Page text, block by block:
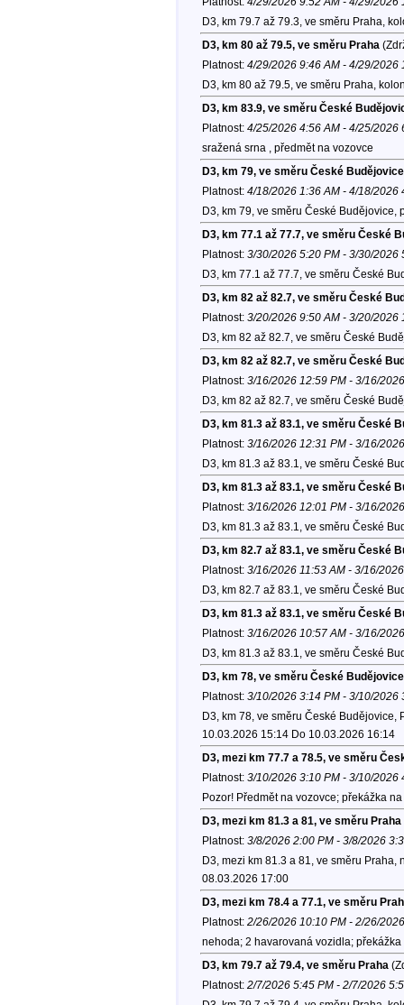
D3, km 79.7 až 79.3, ve směru Praha,
D3, km 80 až 79.5, ve směru Praha
Platnost: 4/29/2026 9:46 AM - 4/29/2026
D3, km 80 až 79.5, ve směru Praha,
D3, km 83.9, ve směru České
Platnost: 4/25/2026 4:56 AM - 4/25/2026
sražená srna , předmět na vozovce
D3, km 79, ve směru České Budějovice
Platnost: 4/18/2026 1:36 AM - 4/18/2026
D3, km 79, ve směru České
D3, km 77.1 až 77.7, ve směru České
Platnost: 3/30/2026 5:20 PM - 3/30/2026
D3, km 77.1 až 77.7, ve směru České
D3, km 82 až 82.7, ve směru České
Platnost: 3/20/2026 9:50 AM - 3/20/2026
D3, km 82 až 82.7, ve směru České
D3, km 82 až 82.7, ve směru České
Platnost: 3/16/2026 12:59 PM - 3/16/
D3, km 82 až 82.7, ve směru České
D3, km 81.3 až 83.1, ve směru České
Platnost: 3/16/2026 12:31 PM - 3/16/
D3, km 81.3 až 83.1, ve směru České
D3, km 81.3 až 83.1, ve směru České
Platnost: 3/16/2026 12:01 PM - 3/16/
D3, km 81.3 až 83.1, ve směru České
D3, km 82.7 až 83.1, ve směru České
Platnost: 3/16/2026 11:53 AM - 3/16/
D3, km 82.7 až 83.1, ve směru České
D3, km 81.3 až 83.1, ve směru České
Platnost: 3/16/2026 10:57 AM - 3/16/
D3, km 81.3 až 83.1, ve směru České
D3, km 78, ve směru České Budějovice
Platnost: 3/10/2026 3:14 PM - 3/10/2026
D3, km 78, ve směru České
10.03.2026 15:14 Do 10.03.2026 16:14
D3, mezi km 77.7 a 78.5, ve směru
Platnost: 3/10/2026 3:10 PM - 3/10/2026
Pozor! Předmět na vozovce; překážka
D3, mezi km 81.3 a 81, ve směru Praha
Platnost: 3/8/2026 2:00 PM - 3/8/2026
D3, mezi km 81.3 a 81, ve směru
08.03.2026 17:00
D3, mezi km 78.4 a 77.1, ve směru
Platnost: 2/26/2026 10:10 PM - 2/26/
nehoda; 2 havarovaná vozidla;
D3, km 79.7 až 79.4, ve směru Praha
Platnost: 2/7/2026 5:45 PM - 2/7/2026